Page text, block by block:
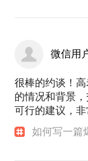
微信用
很棒的约谈！
的情况和背景
可行的建议，非
如何写一篇